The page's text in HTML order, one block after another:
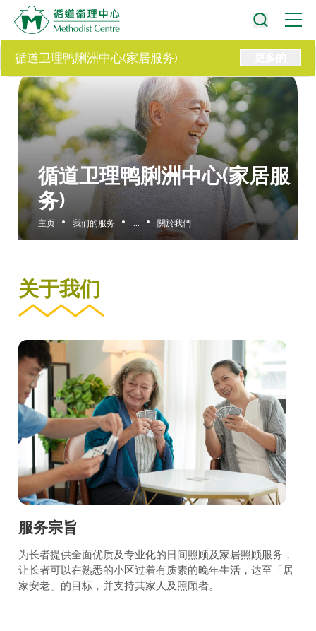
循道卫理鸭脷洲中心(家居服
务)
主页 我们的服务 關於我們
循道卫理鸭脷洲中心(家居服务)
关于我们
服务宗旨
为长者提供全面优质及专业化的日间照顾及家居照顾服务，
让长者可以在熟悉的小区过着有质素的晚年生活，达至「居
家安老」的目标，并支持其家人及照顾者。